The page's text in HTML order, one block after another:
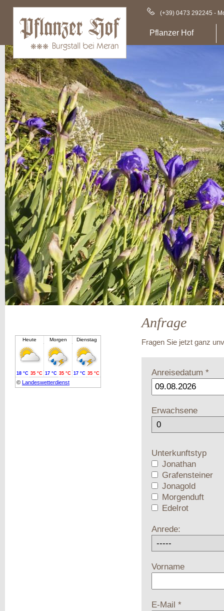
(+39) 0473 292245 -
Pflanzer Hof
Anfrage
Fragen Sie jetzt ganz
Anreisedatum *
Erwachsene
Unterkunftstyp
Jonathan
Grafensteiner
Jonagold
Morgenduft
Edelrot
Anrede:
Vorname
E-Mail *